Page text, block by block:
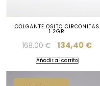
COLGANTE OSITO CIRCONITAS
1.2GR
168,00 € 134,40 €
Añadir al carrito